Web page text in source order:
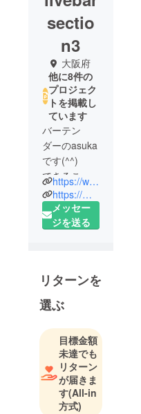
sectio
n3
大阪府
他に8件の
プロジェク
トを掲載し
ています
バーテン
ダーのasuka
です(^^)
できること
はキャパを
超えない限
りはやって
レンジして
いってます♪
最近はハン
ドメイド作
家の活動も
本格的に始
めました♪
https://www.mercari.com/jp/u/820576297/
https://minne.com/@asuka03040
メッセー
ジを送る
リターンを
選ぶ
目標金額
未達でも
リターン
が届きま
す(All-in
方式)